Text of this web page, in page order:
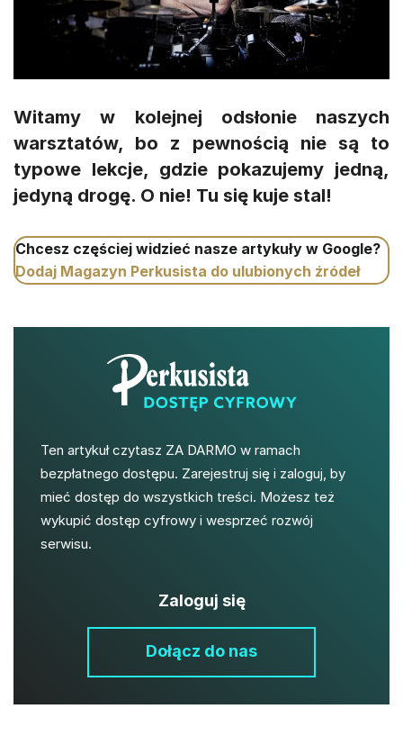
Witamy w kolejnej odsłonie naszych
warsztatów, bo z pewnością nie są to
typowe lekcje, gdzie pokazujemy jedną,
jedyną drogę. O nie! Tu się kuje stal!
Chcesz częściej widzieć nasze artykuły w Google?
Dodaj Magazyn Perkusista do ulubionych źródeł
Ten artykuł czytasz ZA DARMO w ramach
bezpłatnego dostępu. Zarejestruj się i zaloguj, by
mieć dostęp do wszystkich treści. Możesz też
wykupić dostęp cyfrowy i wesprzeć rozwój
serwisu.
Zaloguj się
Dołącz do nas